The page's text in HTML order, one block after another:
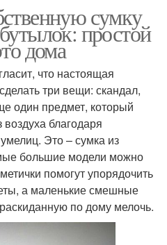
сумку
простой
дома
что настоящая
три вещи: скандал,
один предмет, который
воздуха благодаря
Это – сумка из
большие модели можно
помогут упорядочить
а маленькие смешные
по дому мелочь.